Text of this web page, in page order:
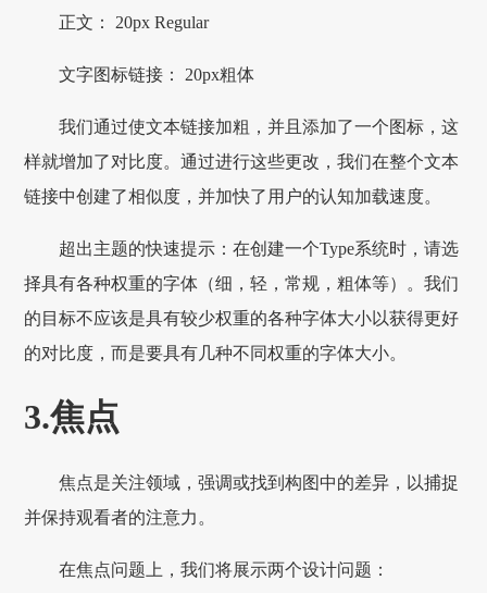
正文： 20px Regular
文字图标链接： 20px粗体
我们通过使文本链接加粗，并且添加了一个图标，这
样就增加了对比度。通过进行这些更改，我们在整个文本
链接中创建了相似度，并加快了用户的认知加载速度。
超出主题的快速提示：在创建一个Type系统时，请选
择具有各种权重的字体（细，轻，常规，粗体等）。我们
的目标不应该是具有较少权重的各种字体大小以获得更好
的对比度，而是要具有几种不同权重的字体大小。
3.焦点
焦点是关注领域，强调或找到构图中的差异，以捕捉
并保持观看者的注意力。
在焦点问题上，我们将展示两个设计问题：